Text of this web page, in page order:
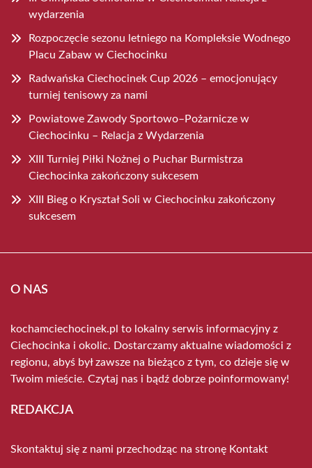
wydarzenia
Rozpoczęcie sezonu letniego na Kompleksie Wodnego
Placu Zabaw w Ciechocinku
Radwańska Ciechocinek Cup 2026 – emocjonujący
turniej tenisowy za nami
Powiatowe Zawody Sportowo–Pożarnicze w
Ciechocinku – Relacja z Wydarzenia
XIII Turniej Piłki Nożnej o Puchar Burmistrza
Ciechocinka zakończony sukcesem
XIII Bieg o Kryształ Soli w Ciechocinku zakończony
sukcesem
O NAS
kochamciechocinek.pl to lokalny serwis informacyjny z
Ciechocinka i okolic. Dostarczamy aktualne wiadomości z
regionu, abyś był zawsze na bieżąco z tym, co dzieje się w
Twoim mieście. Czytaj nas i bądź dobrze poinformowany!
REDAKCJA
Skontaktuj się z nami przechodząc na stronę Kontakt